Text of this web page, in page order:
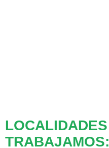
TRABAJAMOS: